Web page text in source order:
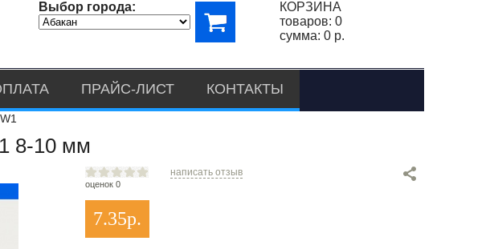
Выбор города:
КОРЗИНА
товаров: 0
сумма: 0 р.
ПРАЙС-ЛИСТ КОНТАКТЫ
10 мм
оценок 0
написать отзыв
7.35р.